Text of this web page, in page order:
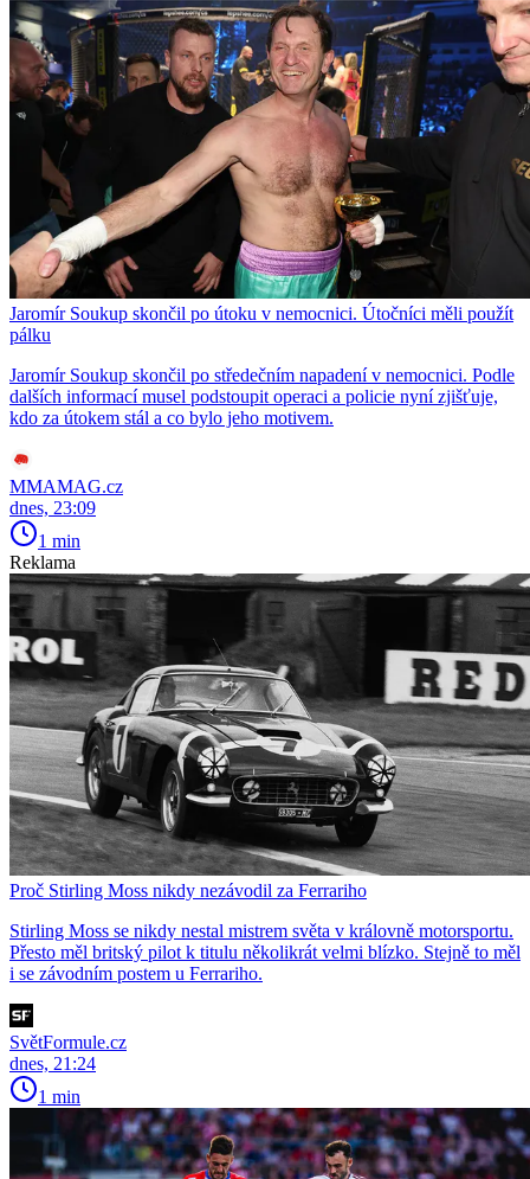
Jaromír Soukup skončil po útoku v nemocnici. Útočníci měli použít
pálku
Jaromír Soukup skončil po středečním napadení v nemocnici. Podle
dalších informací musel podstoupit operaci a policie nyní zjišťuje,
kdo za útokem stál a co bylo jeho motivem.
MMAMAG.cz
dnes, 23:09
1 min
Reklama
Proč Stirling Moss nikdy nezávodil za Ferrariho
Stirling Moss se nikdy nestal mistrem světa v královně motorsportu.
Přesto měl britský pilot k titulu několikrát velmi blízko. Stejně to měl
i se závodním postem u Ferrariho.
SvětFormule.cz
dnes, 21:24
1 min